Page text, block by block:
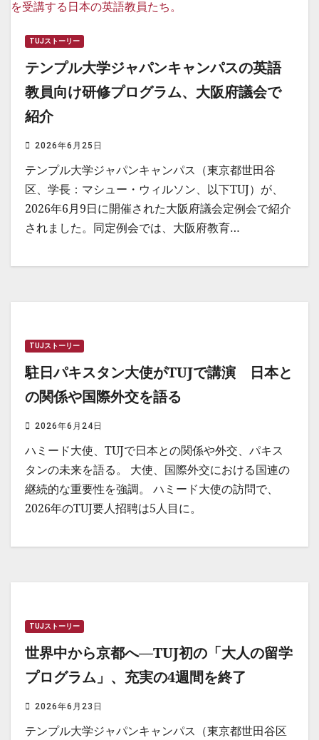
TUJストーリー
テンプル大学ジャパンキャンパスの英語
教員向け研修プログラム、大阪府議会で
紹介
2026年6月25日
テンプル大学ジャパンキャンパス（東京都世田谷
区、学長：マシュー・ウィルソン、以下TUJ）が、
2026年6月9日に開催された大阪府議会定例会で紹介
されました。同定例会では、大阪府教育…
TUJストーリー
駐日パキスタン大使がTUJで講演 日本と
の関係や国際外交を語る
2026年6月24日
ハミード大使、TUJで日本との関係や外交、パキス
タンの未来を語る。 大使、国際外交における国連の
継続的な重要性を強調。 ハミード大使の訪問で、
2026年のTUJ要人招聘は5人目に。
TUJストーリー
世界中から京都へ―TUJ初の「大人の留学
プログラム」、充実の4週間を終了
2026年6月23日
テンプル大学ジャパンキャンパス（東京都世田谷区